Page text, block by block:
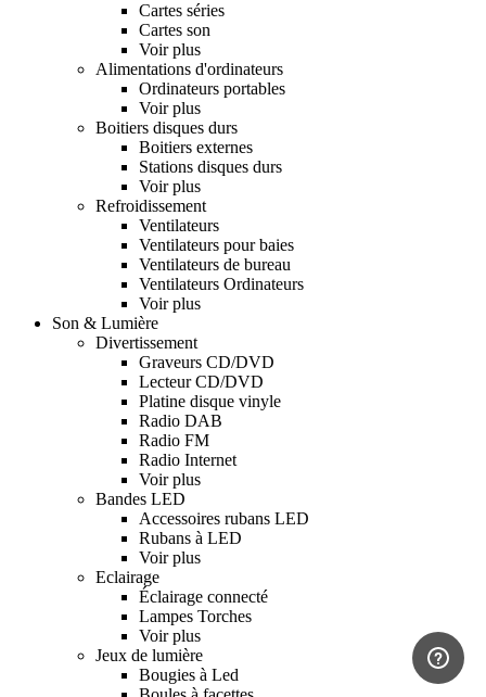
Cartes séries
Cartes son
Voir plus
Alimentations d'ordinateurs
Ordinateurs portables
Voir plus
Boitiers disques durs
Boitiers externes
Stations disques durs
Voir plus
Refroidissement
Ventilateurs
Ventilateurs pour baies
Ventilateurs de bureau
Ventilateurs Ordinateurs
Voir plus
Son & Lumière
Divertissement
Graveurs CD/DVD
Lecteur CD/DVD
Platine disque vinyle
Radio DAB
Radio FM
Radio Internet
Voir plus
Bandes LED
Accessoires rubans LED
Rubans à LED
Voir plus
Eclairage
Éclairage connecté
Lampes Torches
Voir plus
Jeux de lumière
Bougies à Led